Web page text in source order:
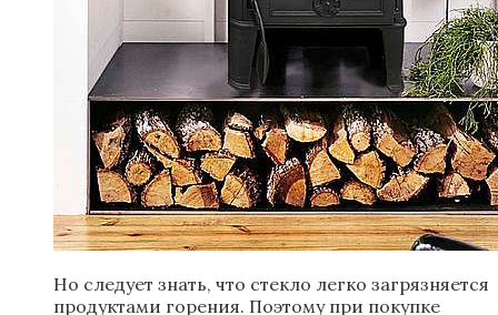
Но следует знать, что стекло легко загрязняется
продуктами горения. Поэтому при покупке